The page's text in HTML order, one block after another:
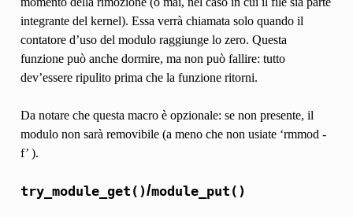
integrante del kernel). Essa verrà chiamata solo quando il
contatore d’uso del modulo raggiunge lo zero. Questa
funzione può anche dormire, ma non può fallire: tutto
dev’essere ripulito prima che la funzione ritorni.
Da notare che questa macro è opzionale: se non presente, il
modulo non sarà removibile (a meno che non usiate ‘rmmod -
f’ ).
try_module_get()/module_put()